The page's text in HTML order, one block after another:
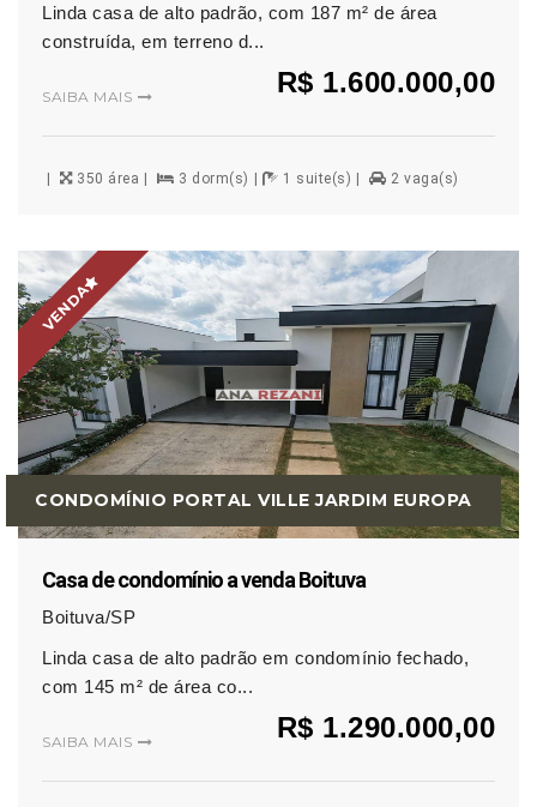
Linda casa de alto padrão, com 187 m² de área
construída, em terreno d...
R$ 1.600.000,00
SAIBA MAIS
350 área 3 dorm(s) 1 suite(s) 2 vaga(s)
CONDOMÍNIO PORTAL VILLE JARDIM EUROPA
VENDA
Casa de condomínio a venda Boituva
Boituva/SP
Linda casa de alto padrão em condomínio fechado,
com 145 m² de área co...
R$ 1.290.000,00
SAIBA MAIS